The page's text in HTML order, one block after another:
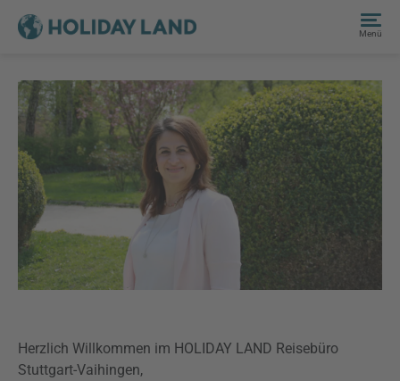
Menü
Herzlich Willkommen im HOLIDAY LAND Reisebüro
Stuttgart-Vaihingen,